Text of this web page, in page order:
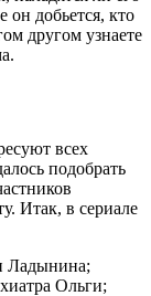
он добьется, кто
другом узнаете
всех
подобрать
Итак, в сериале
Ладынина;
Ольги;